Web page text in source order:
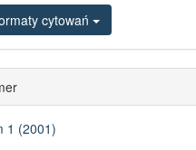
cytowań
1 (2001)